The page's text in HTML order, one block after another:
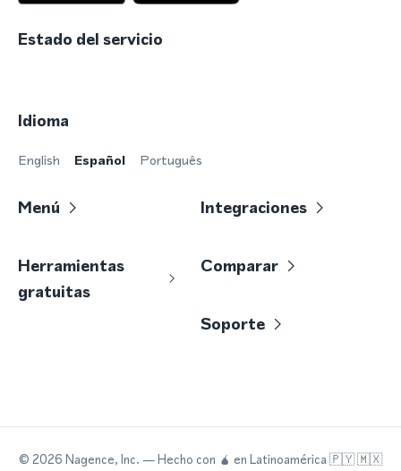
Estado del servicio
Idioma
English Español Português
Menú Integraciones
Herramientas
gratuitas
Comparar
Soporte
© 2026 Nagence, Inc. — Hecho con 🧉 en Latinoamérica 🇵🇾 🇲🇽